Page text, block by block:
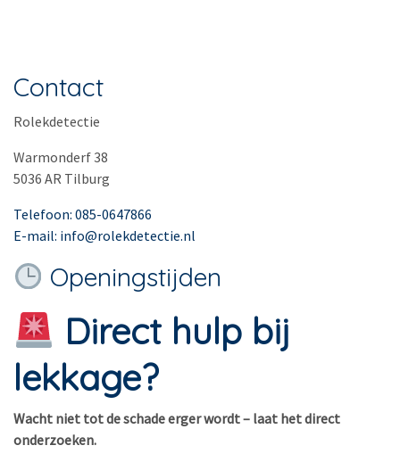
Contact
Rolekdetectie
Warmonderf 38
5036 AR Tilburg
Telefoon: 085-0647866
E-mail: info@rolekdetectie.nl
Openingstijden
Direct hulp bij
lekkage?
Wacht niet tot de schade erger wordt – laat het direct
onderzoeken.